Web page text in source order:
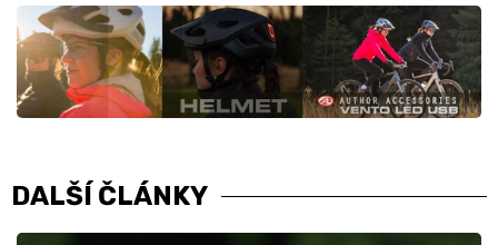
DALŠÍ ČLÁNKY